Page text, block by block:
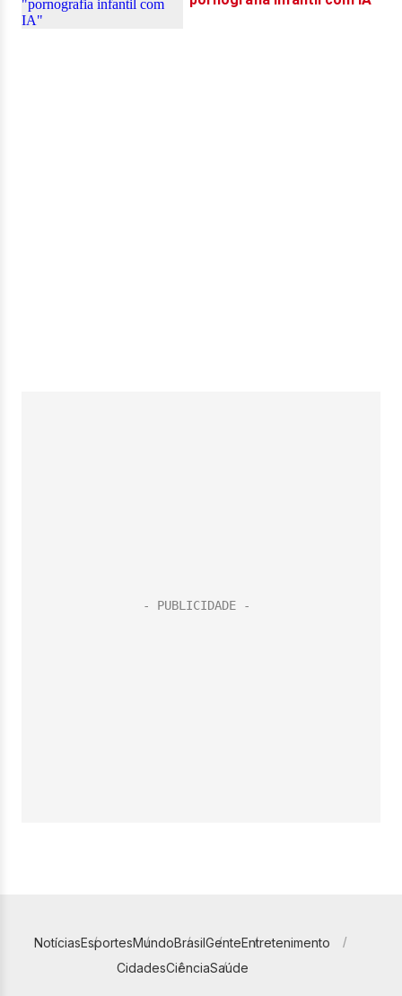
NotíciasEsportesMundoBrasilGenteEntretenimento
CidadesCiênciaSaúde